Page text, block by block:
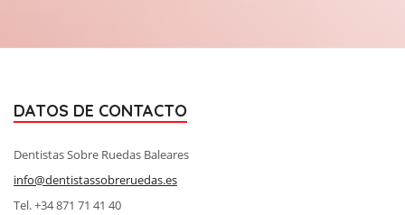
DATOS DE CONTACTO
Dentistas Sobre Ruedas Baleares
info@dentistassobreruedas.es
Tel. +34 871 71 41 40